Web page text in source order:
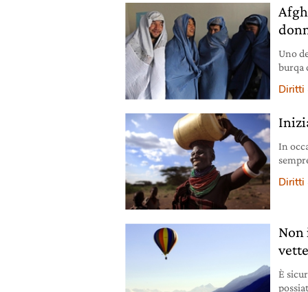
Uno
burqa
per le
Diritti
In
che in
Diritti
Non
È